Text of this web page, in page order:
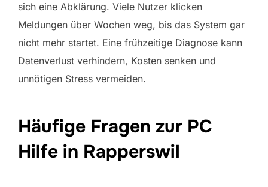
sich eine Abklärung. Viele Nutzer klicken
Meldungen über Wochen weg, bis das System gar
nicht mehr startet. Eine frühzeitige Diagnose kann
Datenverlust verhindern, Kosten senken und
unnötigen Stress vermeiden.
Häufige Fragen zur PC
Hilfe in Rapperswil